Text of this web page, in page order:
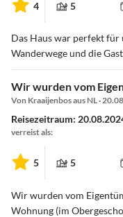
4 5
Das Haus war perfekt
Wanderwege und die
Wir wurden vom
Von Kraaijenbos aus NL ·
Reisezeitraum:
verreist als:
5 5
Wir wurden vom
Wohnung (im